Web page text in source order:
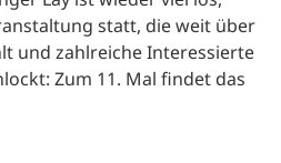
statt, die weit über
und zahlreiche Interessierte
Zum 11. Mal findet das